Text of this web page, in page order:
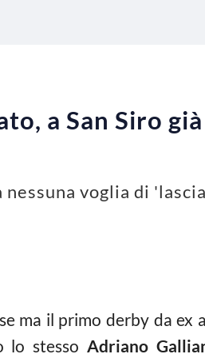
a San Siro
voglia di
ma il primo derby da ex
lo stesso Adriano